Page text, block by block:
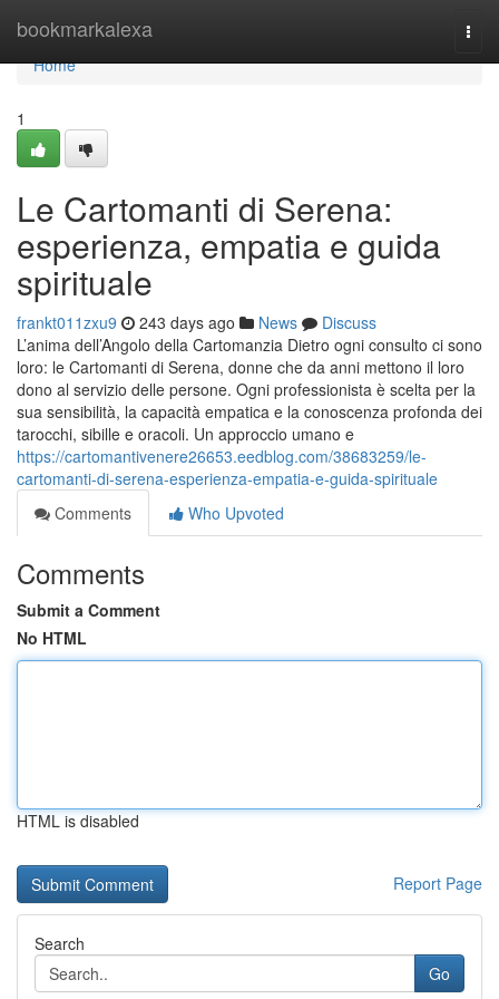
bookmarkalexa
Home
Home
1
Le Cartomanti di Serena:
esperienza, empatia e guida
spirituale
frankt011zxu9 243 days ago News
Discuss
L’anima dell’Angolo della Cartomanzia Dietro ogni consulto ci sono
loro: le Cartomanti di Serena, donne che da anni mettono il loro
dono al servizio delle persone. Ogni professionista è scelta per la
sua sensibilità, la capacità empatica e la conoscenza profonda dei
tarocchi, sibille e oracoli. Un approccio umano e
https://cartomantivenere26653.eedblog.com/38683259/le-
cartomanti-di-serena-esperienza-empatia-e-guida-spirituale
Comments
Who Upvoted
Comments
Submit a Comment
No HTML
HTML is disabled
Report Page
Search
Go